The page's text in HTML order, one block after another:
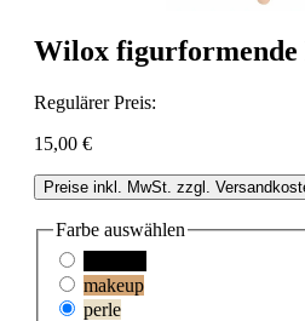
Wilox figurformende
Regulärer Preis:
15,00 €
Preise inkl. MwSt. zzgl.
Farbe auswählen
makeup
perle